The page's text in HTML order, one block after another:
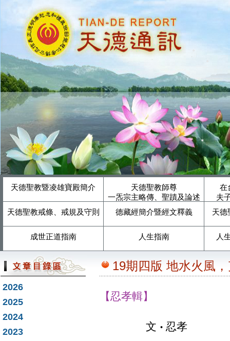
天德聖教暨凌雄寶殿簡介
天德聖教師尊
一炁宗主略傳、聖蹟及論述
在
夫
天德聖教戒條、戒規及守則
德藏經簡介暨經文釋義 天德
成世正道指南 人生指南 人
2026
2025
2024
2023
19期四版 地水火風
【忍孝輯】
文 ‧ 忍孝